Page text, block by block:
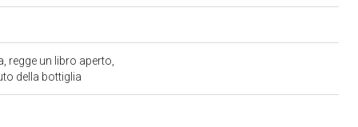
regge un libro aperto,
della bottiglia